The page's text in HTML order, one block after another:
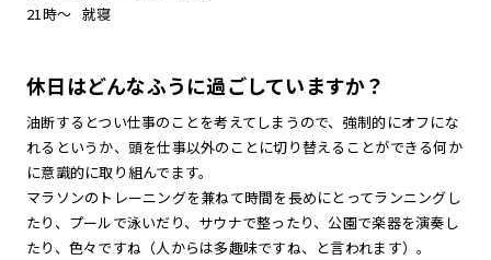
21時〜 就寝
休日はどんなふうに過ごしていますか？
油断するとつい仕事のことを考えてしまうので、強制的にオフにな
れるというか、頭を仕事以外のことに切り替えることができる何か
に意識的に取り組んでます。
マラソンのトレーニングを兼ねて時間を長めにとってランニングし
たり、プールで泳いだり、サウナで整ったり、公園で楽器を演奏し
たり、色々ですね（人からは多趣味ですね、と言われます）。